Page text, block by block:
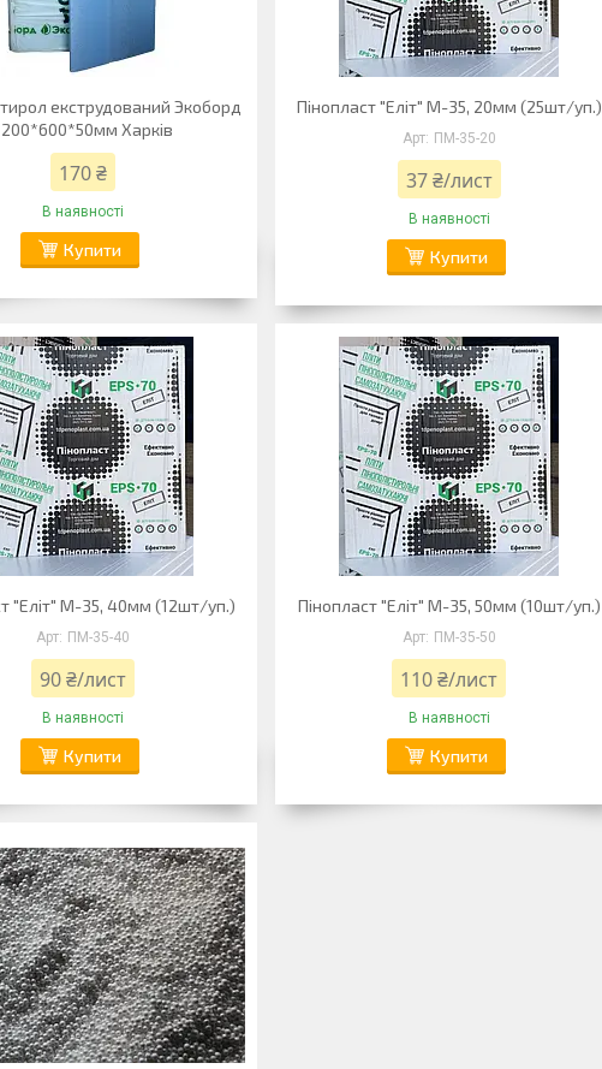
екструдований Экоборд
Харків
170 ₴
В наявності
Купити
Пінопласт "Еліт" М-35, 20мм (25шт/уп.)
ПМ-35-20
37 ₴/лист
В наявності
Купити
"Еліт" М-35, 40мм (12шт/уп.)
ПМ-35-40
90 ₴/лист
В наявності
Купити
Пінопласт "Еліт" М-35, 50мм (10шт/уп.)
ПМ-35-50
110 ₴/лист
В наявності
Купити